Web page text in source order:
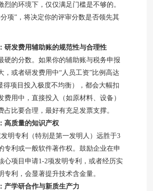
烈的环境下，仅仅满足门槛是不够的。
项”，将决定你的评审分数是否领先其
研发费用辅助账的规范性与合理性
硬的分数。如果你的辅助账与税务申报
，或者研发费用中“人员工资”比例高达
得项目投入极度不均衡），都会大幅扣
费用中，直接投入（如原材料、设备）
占比要合理，最好有充足发票支撑。
高质量的知识产权
明专利（特别是第一发明人）远胜于3
专利或一般软件著作权。鼓励企业在申
心项目申请1-2项发明专利，或者经历实
专利，会显著提升技术含金量。
产学研合作与新质生产力